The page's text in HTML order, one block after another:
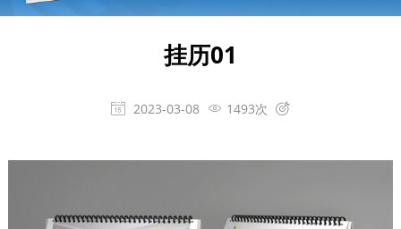
挂历01
 2023-03-08  1493次 